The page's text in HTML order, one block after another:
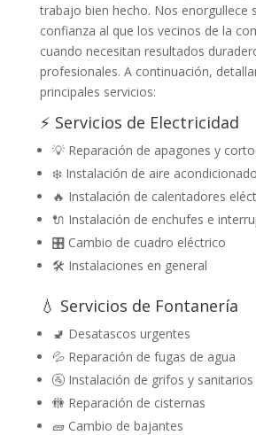
trabajo bien hecho. Nos enorgullece
confianza al que los vecinos de la
cuando necesitan resultados
profesionales. A continuación,
principales servicios:
⚡ Servicios de Electricidad
💡 Reparación de apagones y
❄️ Instalación de aire acondicionado
🔥 Instalación de calentadores
🔌 Instalación de enchufes e
🎛️ Cambio de cuadro eléctrico
🛠️ Instalaciones en general
💧 Servicios de Fontanería
🚽 Desatascos urgentes
💦 Reparación de fugas de agua
🚰 Instalación de grifos y sanitarios
🚻 Reparación de cisternas
🧱 Cambio de bajantes